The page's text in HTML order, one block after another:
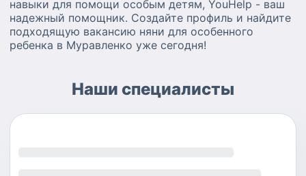
навыки для помощи особым детям, YouHelp - ваш
надежный помощник. Создайте профиль и найдите
подходящую вакансию няни для особенного
ребенка в Муравленко уже сегодня!
Наши специалисты